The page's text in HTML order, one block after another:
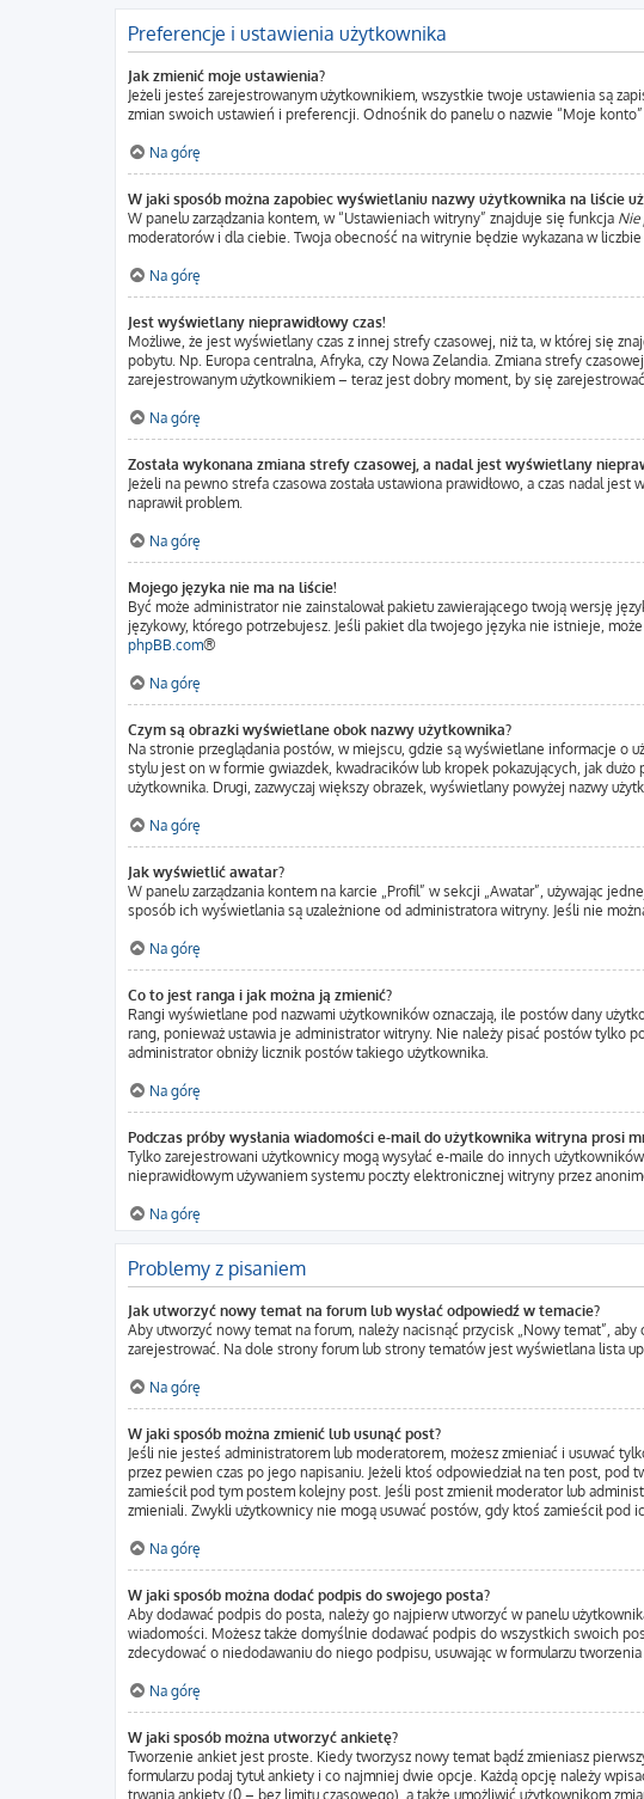
Preferencje i ustawienia użytkownika
Jak zmienić moje ustawienia?
Jeżeli jesteś zarejestrowanym użytkownikiem, wszystkie twoje ustawienia są
zmian swoich ustawień i preferencji. Odnośnik do panelu o nazwie “Moje
Na górę
W jaki sposób można zapobiec wyświetlaniu nazwy użytkownika na liście
W panelu zarządzania kontem, w “Ustawieniach witryny” znajduje się funkcja Nie
moderatorów i dla ciebie. Twoja obecność na witrynie będzie wykazana w
Na górę
Jest wyświetlany nieprawidłowy czas!
Możliwe, że jest wyświetlany czas z innej strefy czasowej, niż ta, w której się
pobytu. Np. Europa centralna, Afryka, czy Nowa Zelandia. Zmiana strefy
zarejestrowanym użytkownikiem – teraz jest dobry moment, by się
Na górę
Została wykonana zmiana strefy czasowej, a nadal jest wyświetlany
Jeżeli na pewno strefa czasowa została ustawiona prawidłowo, a czas nadal
naprawił problem.
Na górę
Mojego języka nie ma na liście!
Być może administrator nie zainstalował pakietu zawierającego twoją wersję
językowy, którego potrzebujesz. Jeśli pakiet dla twojego języka nie istnieje,
phpBB.com®
Na górę
Czym są obrazki wyświetlane obok nazwy użytkownika?
Na stronie przeglądania postów, w miejscu, gdzie są wyświetlane informacje o
stylu jest on w formie gwiazdek, kwadracików lub kropek pokazujących, jak
użytkownika. Drugi, zazwyczaj większy obrazek, wyświetlany powyżej nazwy
Na górę
Jak wyświetlić awatar?
W panelu zarządzania kontem na karcie „Profil” w sekcji „Awatar”, używając
sposób ich wyświetlania są uzależnione od administratora witryny. Jeśli nie
Na górę
Co to jest ranga i jak można ją zmienić?
Rangi wyświetlane pod nazwami użytkowników oznaczają, ile postów dany
rang, ponieważ ustawia je administrator witryny. Nie należy pisać postów tylko
administrator obniży licznik postów takiego użytkownika.
Na górę
Podczas próby wysłania wiadomości e-mail do użytkownika witryna prosi
Tylko zarejestrowani użytkownicy mogą wysyłać e-maile do innych
nieprawidłowym używaniem systemu poczty elektronicznej witryny przez
Na górę
Problemy z pisaniem
Jak utworzyć nowy temat na forum lub wysłać odpowiedź w temacie?
Aby utworzyć nowy temat na forum, należy nacisnąć przycisk „Nowy temat”,
zarejestrować. Na dole strony forum lub strony tematów jest wyświetlana lista
Na górę
W jaki sposób można zmienić lub usunąć post?
Jeśli nie jesteś administratorem lub moderatorem, możesz zmieniać i usuwać
przez pewien czas po jego napisaniu. Jeżeli ktoś odpowiedział na ten post,
zamieścił pod tym postem kolejny post. Jeśli post zmienił moderator lub
zmieniali. Zwykli użytkownicy nie mogą usuwać postów, gdy ktoś zamieścił pod
Na górę
W jaki sposób można dodać podpis do swojego posta?
Aby dodawać podpis do posta, należy go najpierw utworzyć w panelu
wiadomości. Możesz także domyślnie dodawać podpis do wszystkich swoich
zdecydować o niedodawaniu do niego podpisu, usuwając w formularzu
Na górę
W jaki sposób można utworzyć ankietę?
Tworzenie ankiet jest proste. Kiedy tworzysz nowy temat bądź zmieniasz
formularzu podaj tytuł ankiety i co najmniej dwie opcje. Każdą opcję należy
trwania ankiety (0 – bez limitu czasowego), a także umożliwić użytkownikom